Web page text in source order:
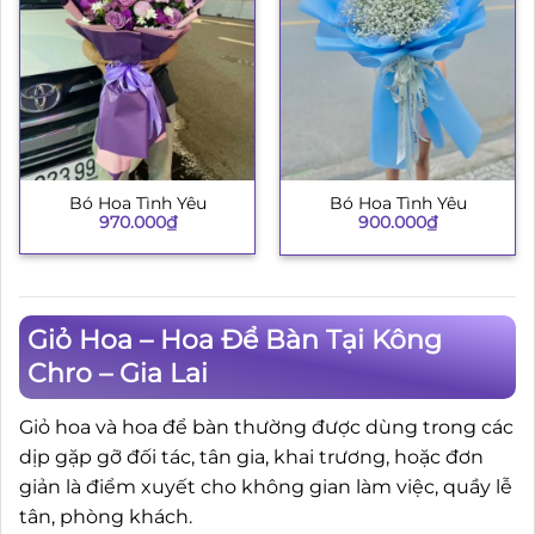
Bó Hoa Tình Yêu
970.000₫
Bó Hoa Tình Yêu
900.000₫
Giỏ Hoa – Hoa Để Bàn Tại Kông
Chro – Gia Lai
Giỏ hoa và hoa để bàn thường được dùng trong các
dịp gặp gỡ đối tác, tân gia, khai trương, hoặc đơn
giản là điểm xuyết cho không gian làm việc, quầy lễ
tân, phòng khách.